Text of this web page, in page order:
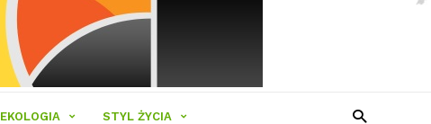
EKOLOGIA STYL ŻYCIA